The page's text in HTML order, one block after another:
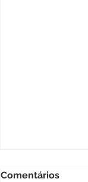
Comentários